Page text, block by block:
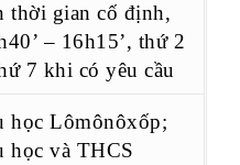
thời gian cố định,
– 16h15’, thứ 2
7 khi có yêu cầu
học Lômônôxốp;
học và THCS